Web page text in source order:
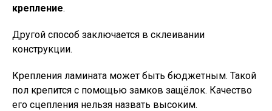
крепление.
Другой способ заключается в склеивании
конструкции.
Крепления ламината может быть бюджетным. Такой
пол крепится с помощью замков защёлок. Качество
его сцепления нельзя назвать высоким.